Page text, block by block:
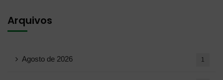
Arquivos
Agosto de 2026 1